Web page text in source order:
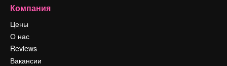
Компания
Цены
О нас
Reviews
Вакансии